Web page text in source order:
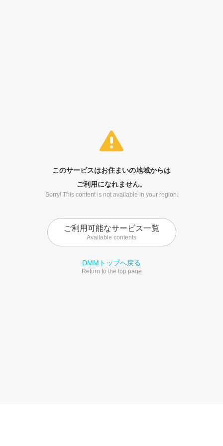
このサービスはお住まいの地域からは
ご利用になれません。
Sorry! This content is not available in your region.
ご利用可能なサービス一覧
Available contents
DMMトップへ戻る
Return to the top page